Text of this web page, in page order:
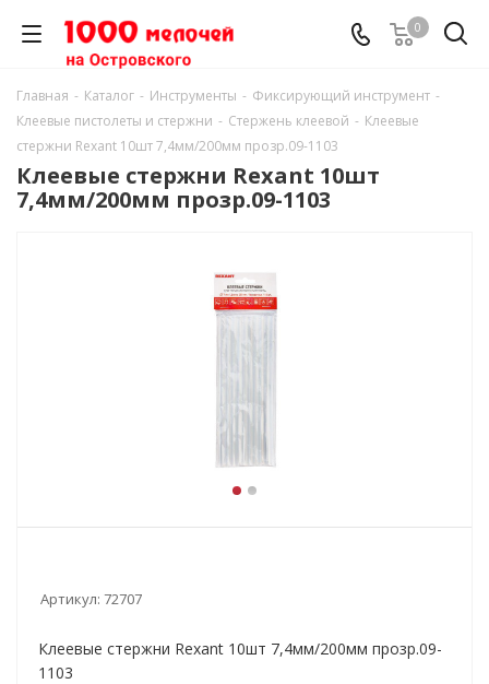
0
Главная - Каталог - Инструменты - Фиксирующий инструмент -
Клеевые пистолеты и стержни - Стержень клеевой - Клеевые
стержни Rexant 10шт 7,4мм/200мм прозр.09-1103
Клеевые стержни Rexant 10шт
7,4мм/200мм прозр.09-1103
Артикул: 72707
Клеевые стержни Rexant 10шт 7,4мм/200мм прозр.09-
1103